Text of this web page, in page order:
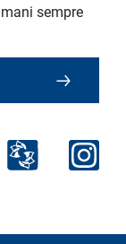
sempre